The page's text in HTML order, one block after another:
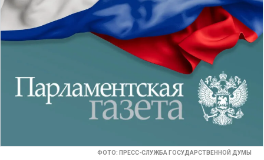
ФОТО: ПРЕСС-СЛУЖБА ГОСУДАРСТВЕННОЙ ДУМЫ